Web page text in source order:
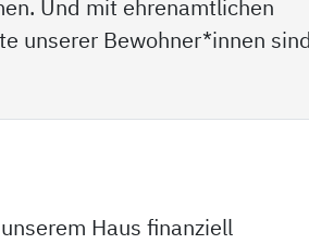
Und mit ehrenamtlichen
unserer Bewohner*innen
Haus finanziell